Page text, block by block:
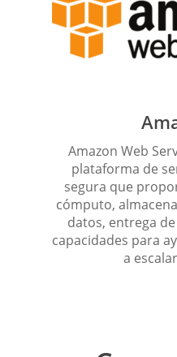
Amazon Web
plataforma de
segura que
cómputo,
datos, entrega
capacidades para
a